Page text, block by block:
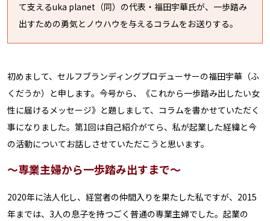
て支えるuka planet（同）の代表・福田宇華氏が、一歩踏み
出すための勇気とノウハウを与えるコラムをお送りする。
初めまして、セルフブランディングプロデューサーの福田宇華（ふ
くだうか）と申します。今号から、《これから一歩踏み出したい女
性に届けるメッセージ》と題しまして、コラムを書かせていただく
事になりました。第1回は自己紹介がてら、私が起業した経緯と今
の活動についてお話しさせていただこうと思います。
～専業主婦から一歩踏み出すまで～
2020年に法人化し、経営者の仲間入りを果たした私ですが、2015
年までは、3人の息子を持つごく普通の専業主婦でした。起業の